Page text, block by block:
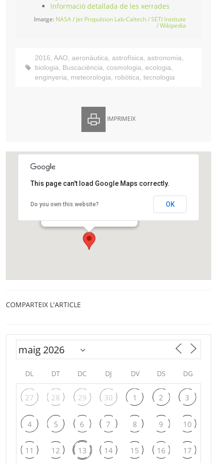
Informació detallada de les xerrades
Imatge: NASA / Jet Propulsion Lab-Caltech / SETI Institute
/ Wikipedia
2016, AAO, aeronàutica, astrofísica, astronomia,
biologia, Buscaciència, cosmologia, ecologia,
enginyeria, meteorologia, robòtica, tecnologia
IMPRIMEIX
Agrupació Astronòmica d’Osona
Carrer del Pare Xifré, 1-3
This page can't load Google Maps correctly.
Do you own this website? OK
COMPARTEIX L'ARTICLE
DL DT DC DJ DV DS DG
27 28 29 30 1 2 3
4 5 6 7 8 9 10
11 12 13 14 15 16 17